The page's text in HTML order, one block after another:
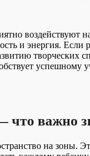
и энергия. Если
творческих
что важно
на зоны.